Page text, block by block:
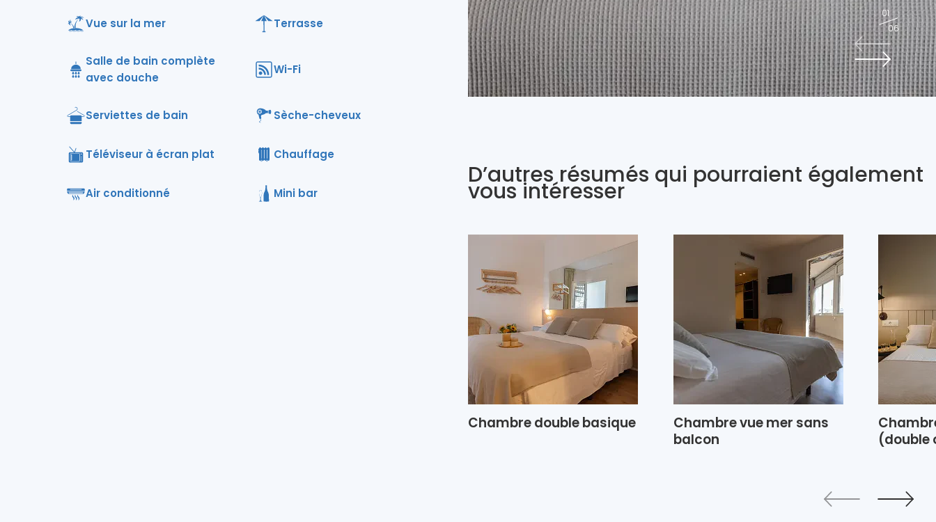
01
06
Vue sur la mer Terrasse
Salle de bain complète
avec douche
Wi-Fi
Serviettes de bain Sèche-cheveux
Téléviseur à écran plat Chauffage
Air conditionné Mini bar
D’autres résumés qui pourraient également
vous intéresser
Chambre double basique
Chambre vue mer sans
balcon
(double